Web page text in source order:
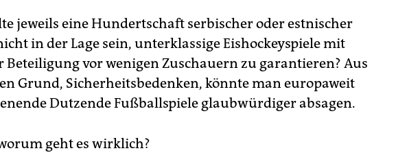
jeweils eine Hundertschaft serbischer oder estnischer
in der Lage sein, unterklassige Eishockeyspiele mit
Beteiligung vor wenigen Zuschauern zu garantieren? Aus
Grund, Sicherheitsbedenken, könnte man europaweit
Dutzende Fußballspiele glaubwürdiger absagen.
geht es wirklich?